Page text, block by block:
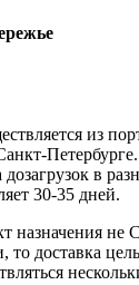
из
в
30-35 дней.
назначения не
то доставка